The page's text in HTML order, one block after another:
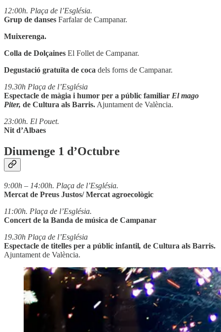
12:00h. Plaça de l’Església.
Grup de danses Farfalar de Campanar.
Muixerenga.
Colla de Dolçaines El Follet de Campanar.
Degustació gratuïta de coca dels forns de Campanar.
19.30h Plaça de l’Església
Espectacle de màgia i humor per a públic familiar El mago
Piter, de Cultura als Barris.Ajuntament de València.
23:00h. El Pouet.
Nit d’Albaes
Diumenge 1 d’Octubre
9:00h – 14:00h. Plaça de l’Església.
Mercat de Preus Justos/ Mercat agroecològic
11:00h. Plaça de l’Església.
Concert de la Banda de música de Campanar
19.30h Plaça de l’Església
Espectacle de titelles per a públic infantil, de Cultura als Barris.
Ajuntament de València.